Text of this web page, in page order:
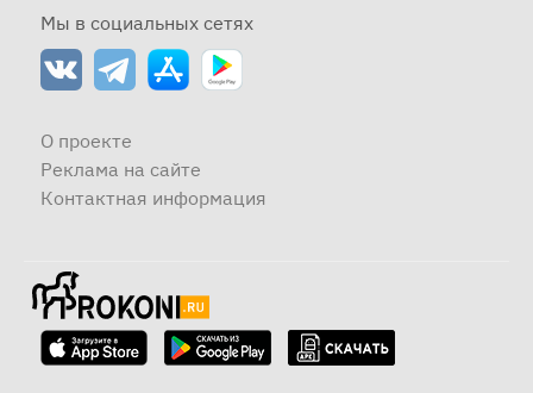
Мы в социальных сетях
О проекте
Реклама на сайте
Контактная информация